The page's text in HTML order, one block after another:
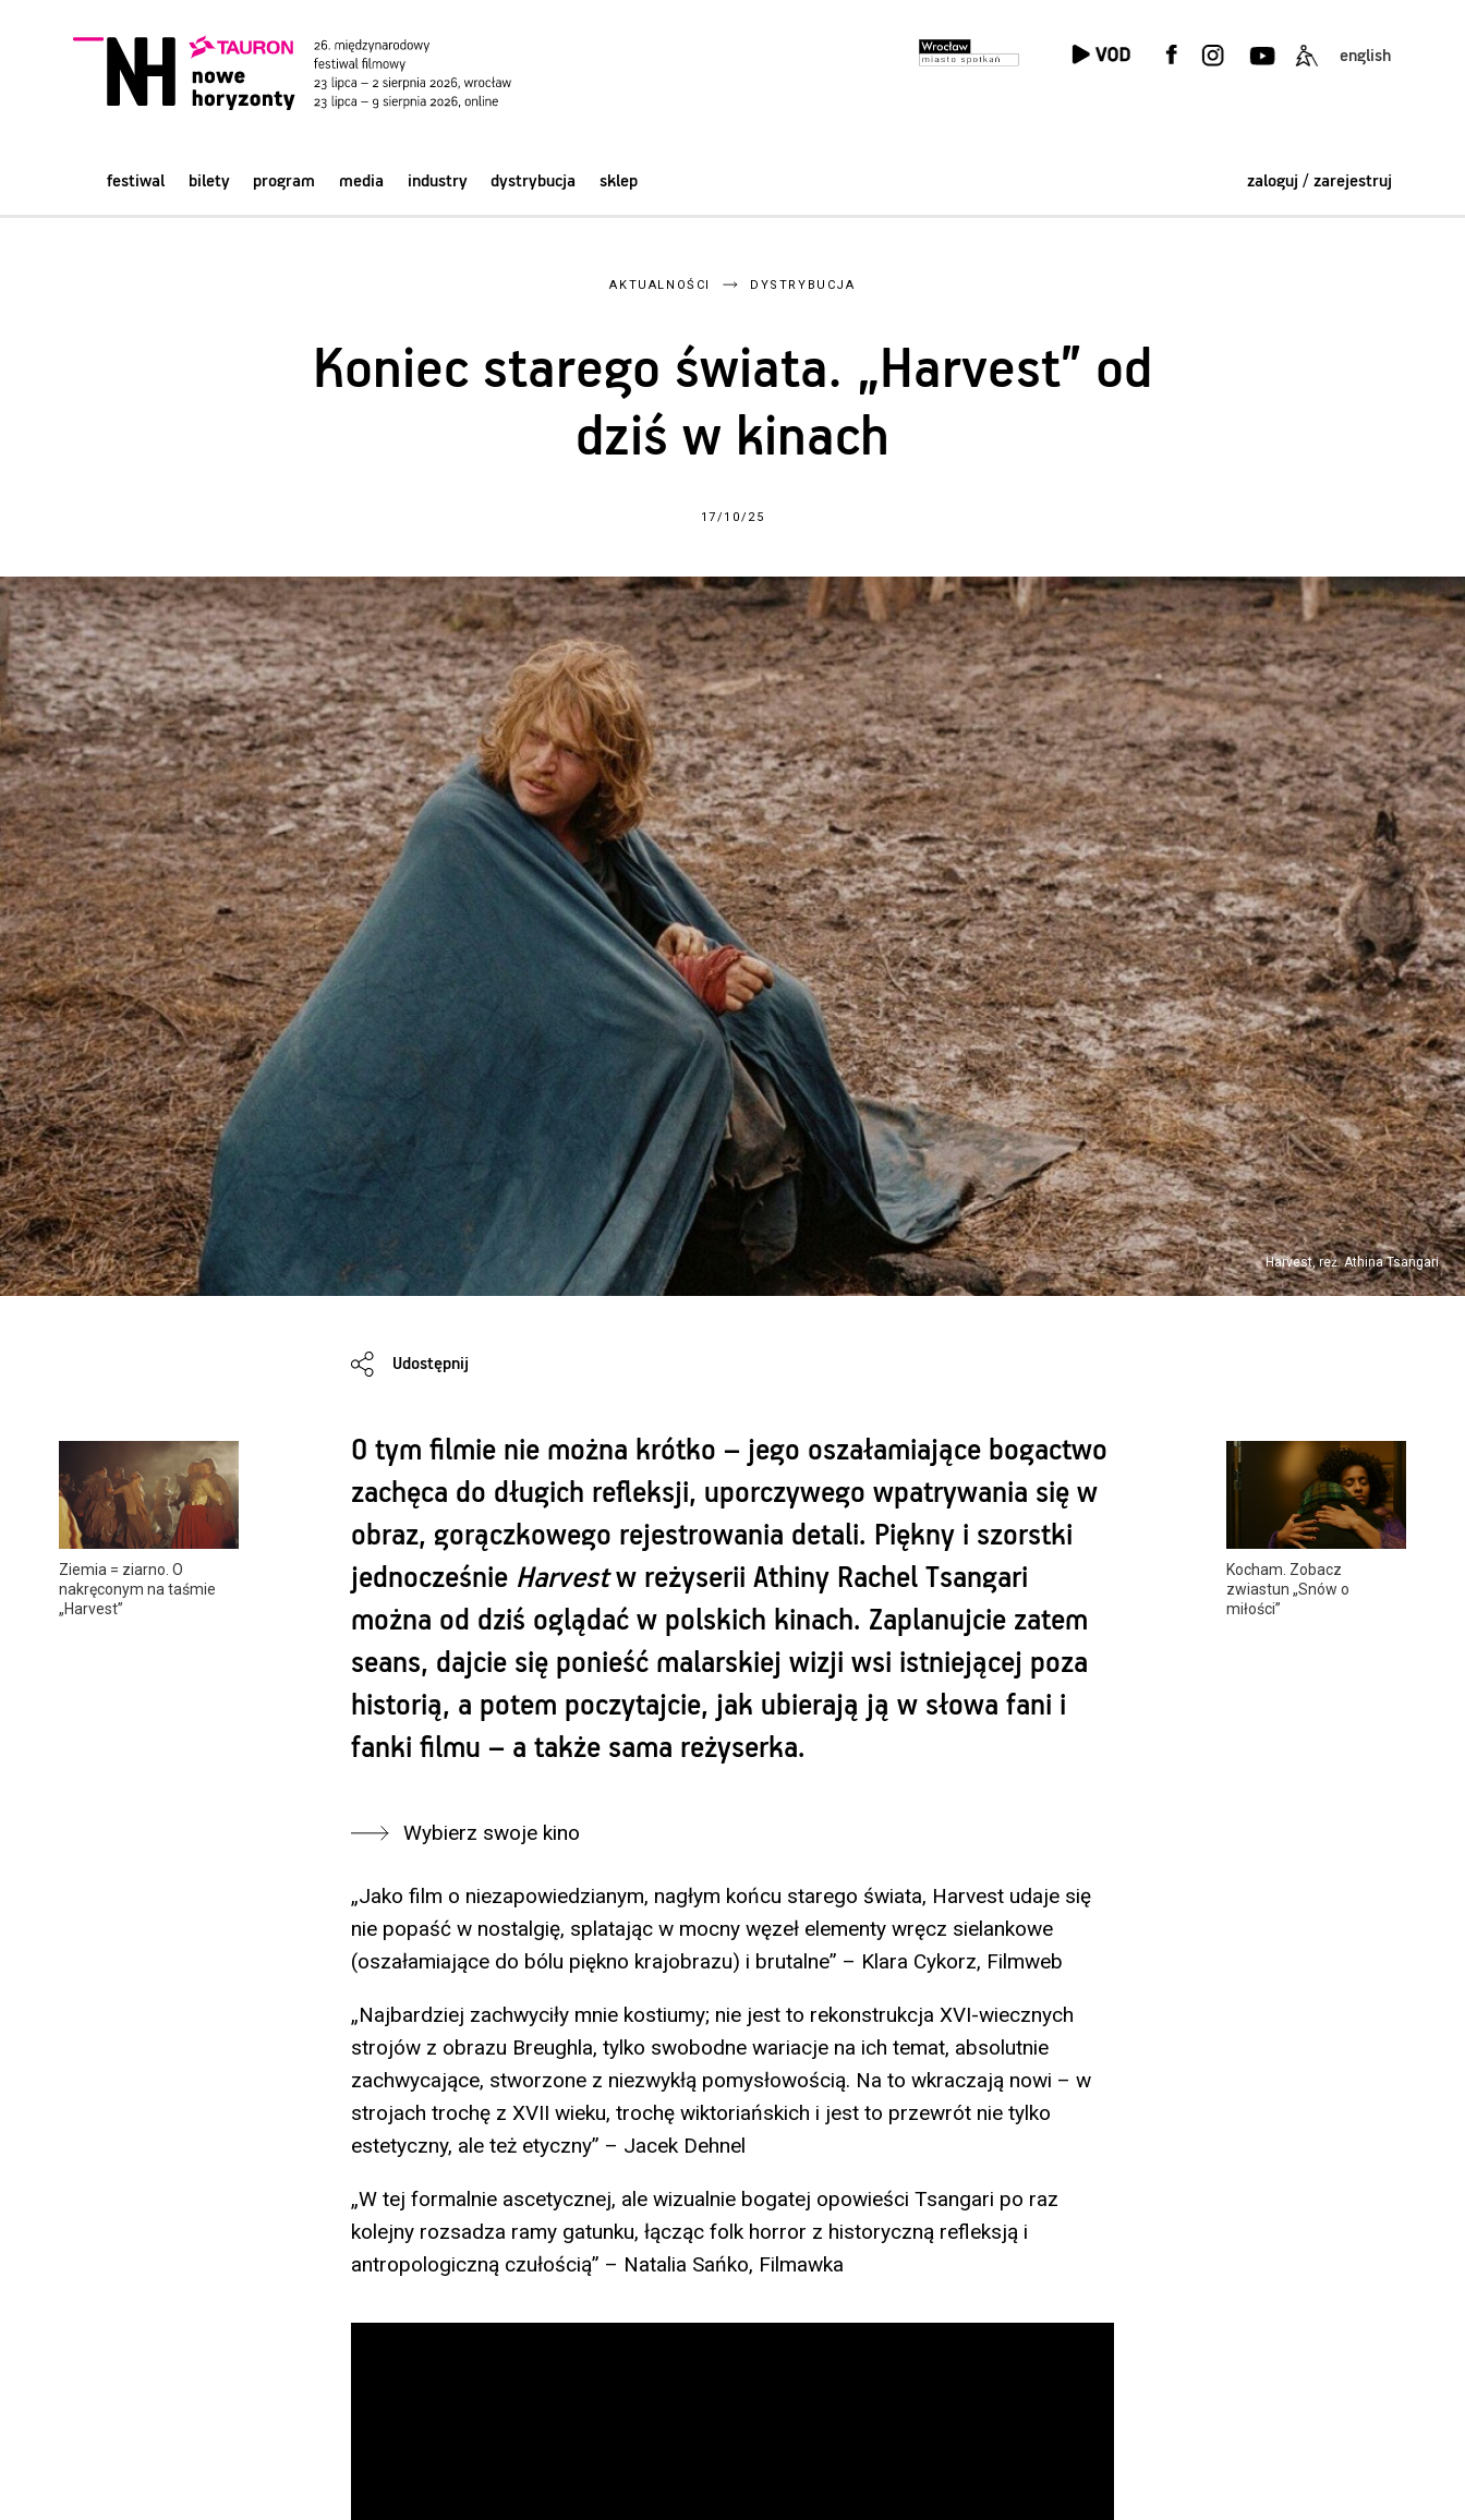
english
festiwal bilety program media industry dystrybucja sklep zaloguj / zarejestruj
AKTUALNOŚCI DYSTRYBUCJA
Koniec starego świata. „Harvest” od
dziś w kinach
17/10/25
Harvest, reż. Athina Tsangari
Udostępnij
Ziemia = ziarno. O
nakręconym na taśmie
„Harvest”
Kocham. Zobacz
zwiastun „Snów o
miłości”
O tym filmie nie można krótko – jego oszałamiające bogactwo
zachęca do długich refleksji, uporczywego wpatrywania się w
obraz, gorączkowego rejestrowania detali. Piękny i szorstki
jednocześnie Harvestw reżyserii Athiny Rachel Tsangari
można od dziś oglądać w polskich kinach. Zaplanujcie zatem
seans, dajcie się ponieść malarskiej wizji wsi istniejącej poza
historią, a potem poczytajcie, jak ubierają ją w słowa fani i
fanki filmu – a także sama reżyserka.
Wybierz swoje kino
„Jako film o niezapowiedzianym, nagłym końcu starego świata, Harvest udaje się
nie popaść w nostalgię, splatając w mocny węzeł elementy wręcz sielankowe
(oszałamiające do bólu piękno krajobrazu) i brutalne” – Klara Cykorz, Filmweb
„Najbardziej zachwyciły mnie kostiumy; nie jest to rekonstrukcja XVI-wiecznych
strojów z obrazu Breughla, tylko swobodne wariacje na ich temat, absolutnie
zachwycające, stworzone z niezwykłą pomysłowością. Na to wkraczają nowi – w
strojach trochę z XVII wieku, trochę wiktoriańskich i jest to przewrót nie tylko
estetyczny, ale też etyczny” – Jacek Dehnel
„W tej formalnie ascetycznej, ale wizualnie bogatej opowieści Tsangari po raz
kolejny rozsadza ramy gatunku, łącząc folk horror z historyczną refleksją i
antropologiczną czułością” – Natalia Sańko, Filmawka